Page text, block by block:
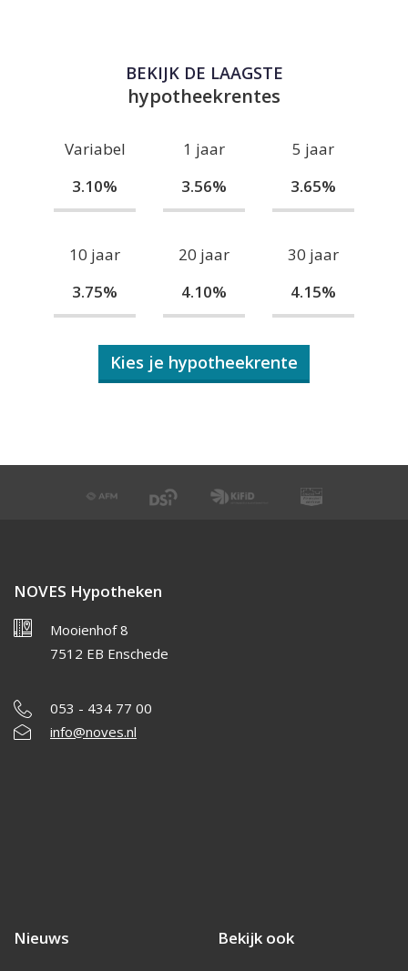
BEKIJK DE LAAGSTE
hypotheekrentes
Variabel
3.10%
1 jaar
3.56%
5 jaar
3.65%
10 jaar
3.75%
20 jaar
4.10%
30 jaar
4.15%
Kies je hypotheekrente
NOVES Hypotheken
Mooienhof 8
7512 EB Enschede
053 - 434 77 00
info@noves.nl
Nieuws Bekijk ook